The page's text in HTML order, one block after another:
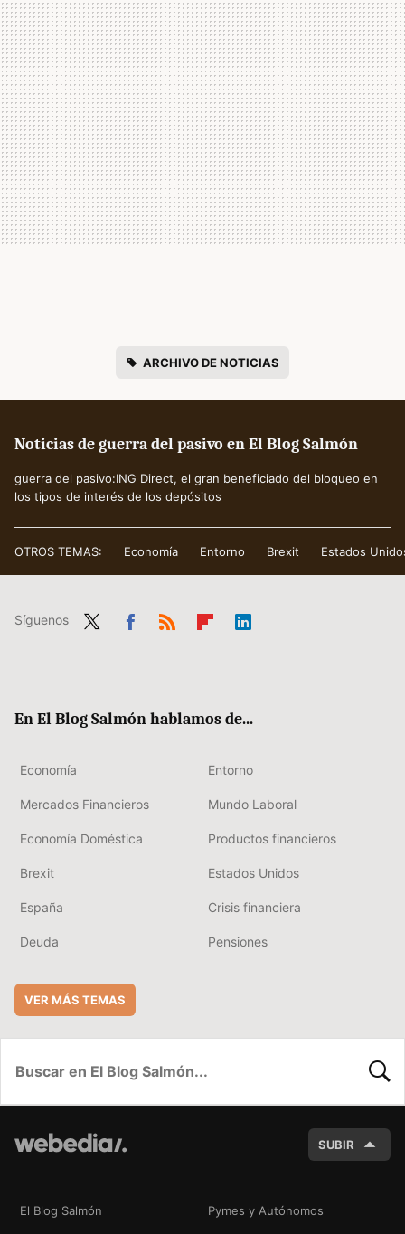
ARCHIVO DE NOTICIAS
Noticias de guerra del pasivo en El Blog Salmón
guerra del pasivo:ING Direct, el gran beneficiado del bloqueo en
los tipos de interés de los depósitos
OTROS TEMAS: Economía Entorno Brexit Estados
Síguenos
En El Blog Salmón hablamos de...
Economía Entorno
Mercados Financieros Mundo Laboral
Economía Doméstica Productos financieros
Brexit Estados Unidos
España Crisis financiera
Deuda Pensiones
VER MÁS TEMAS
SUBIR
El Blog Salmón Pymes y Autónomos